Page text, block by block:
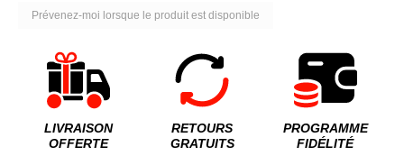
LIVRAISON
OFFERTE
RETOURS
GRATUITS
PROGRAMME
FIDÉLITÉ